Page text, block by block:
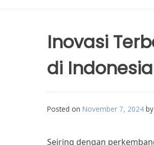
Inovasi
di Indonesia
Posted on November 7, 2024 by
Seiring dengan